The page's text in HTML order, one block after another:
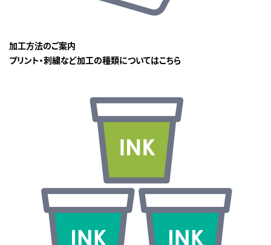
加工方法のご案内
プリント・刺繍など加工の種類についてはこちら